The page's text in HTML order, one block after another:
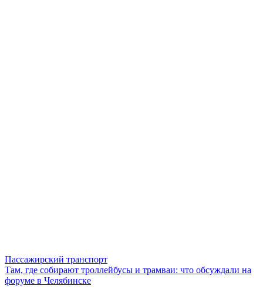
Пассажирский транспорт
Там, где собирают троллейбусы и трамваи: что обсуждали на
форуме в Челябинске